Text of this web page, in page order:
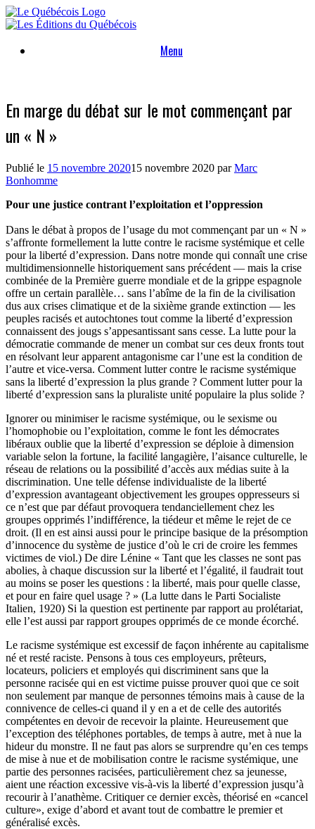
Skip
to
Menu
En marge du débat sur le mot commençant par
un « N »
Publié le 15 novembre 202015 novembre 2020 parMarc
Bonhomme
Pour une justice contrant l’exploitation et l’oppression
Dans le débat à propos de l’usage du mot commençant par un « N »
s’affronte formellement la lutte contre le racisme systémique et celle
pour la liberté d’expression. Dans notre monde qui connaît une crise
multidimensionnelle historiquement sans précédent — mais la crise
combinée de la Première guerre mondiale et de la grippe espagnole
offre un certain parallèle… sans l’abîme de la fin de la civilisation
dus aux crises climatique et de la sixième grande extinction — les
peuples racisés et autochtones tout comme la liberté d’expression
connaissent des jougs s’appesantissant sans cesse. La lutte pour la
démocratie commande de mener un combat sur ces deux fronts tout
en résolvant leur apparent antagonisme car l’une est la condition de
l’autre et vice-versa. Comment lutter contre le racisme systémique
sans la liberté d’expression la plus grande ? Comment lutter pour la
liberté d’expression sans la pluraliste unité populaire la plus solide ?
Ignorer ou minimiser le racisme systémique, ou le sexisme ou
l’homophobie ou l’exploitation, comme le font les démocrates
libéraux oublie que la liberté d’expression se déploie à dimension
variable selon la fortune, la facilité langagière, l’aisance culturelle, le
réseau de relations ou la possibilité d’accès aux médias suite à la
discrimination. Une telle défense individualiste de la liberté
d’expression avantageant objectivement les groupes oppresseurs si
ce n’est que par défaut provoquera tendanciellement chez les
groupes opprimés l’indifférence, la tiédeur et même le rejet de ce
droit. (Il en est ainsi aussi pour le principe basique de la présomption
d’innocence du système de justice d’où le cri de croire les femmes
victimes de viol.) De dire Lénine « Tant que les classes ne sont pas
abolies, à chaque discussion sur la liberté et l’égalité, il faudrait tout
au moins se poser les questions : la liberté, mais pour quelle classe,
et pour en faire quel usage ? » (La lutte dans le Parti Socialiste
Italien, 1920) Si la question est pertinente par rapport au prolétariat,
elle l’est aussi par rapport groupes opprimés de ce monde écorché.
Le racisme systémique est excessif de façon inhérente au capitalisme
né et resté raciste. Pensons à tous ces employeurs, prêteurs,
locateurs, policiers et employés qui discriminent sans que la
personne racisée qui en est victime puisse prouver quoi que ce soit
non seulement par manque de personnes témoins mais à cause de la
connivence de celles-ci quand il y en a et de celle des autorités
compétentes en devoir de recevoir la plainte. Heureusement que
l’exception des téléphones portables, de temps à autre, met à nue la
hideur du monstre. Il ne faut pas alors se surprendre qu’en ces temps
de mise à nue et de mobilisation contre le racisme systémique, une
partie des personnes racisées, particulièrement chez sa jeunesse,
aient une réaction excessive vis-à-vis la liberté d’expression jusqu’à
recourir à l’anathème. Critiquer ce dernier excès, théorisé en «cancel
culture», exige d’abord et avant tout de combattre le premier et
généralisé excès.